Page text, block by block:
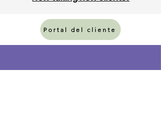
Portal del cliente